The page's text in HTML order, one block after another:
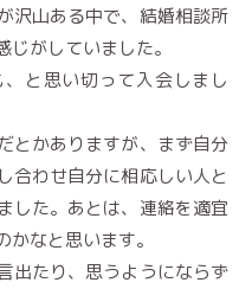
沢山ある中で、結婚相談所
がしていました。
と思い切って入会しまし
とかありますが、まず自分
合わせ自分に相応しい人と
した。あとは、連絡を適宜
なと思います。
出たり、思うようにならず